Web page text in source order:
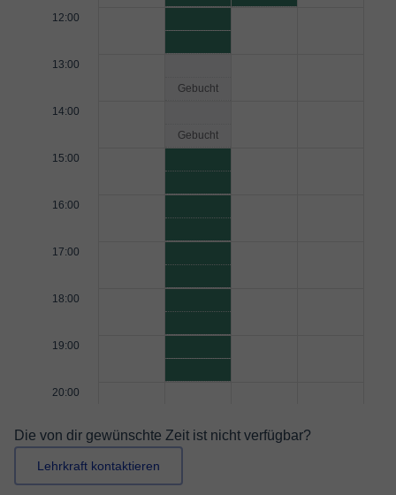
12:00
13:00
Gebucht
14:00
Gebucht
15:00
16:00
17:00
18:00
19:00
20:00
Die von dir gewünschte Zeit ist nicht verfügbar?
Lehrkraft kontaktieren